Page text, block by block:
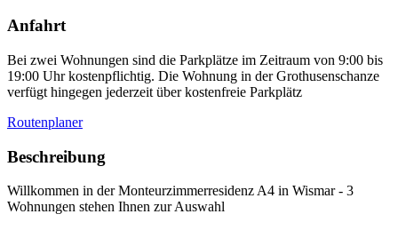
Anfahrt
Bei zwei Wohnungen sind die Parkplätze im Zeitraum von 9:00 bis
19:00 Uhr kostenpflichtig. Die Wohnung in der Grothusenschanze
verfügt hingegen jederzeit über kostenfreie Parkplätz
Routenplaner
Beschreibung
Willkommen in der Monteurzimmerresidenz A4 in Wismar - 3
Wohnungen stehen Ihnen zur Auswahl